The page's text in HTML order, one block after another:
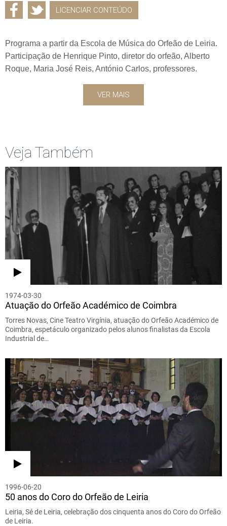
LICENCIAR CONTEÚDO
Programa a partir da Escola de Música do Orfeão de Leiria.
Participação de Henrique Pinto, diretor do orfeão, Alberto
Roque, Maria José Reis, António Carlos, professores.
VER MAIS
Veja Também
1974-03-30
Atuação do Orfeão Académico de Coimbra
Torres Novas, Cine Teatro Virgínia, atuação do Orfeão Académico de
Coimbra, espetáculo organizado pelos alunos finalistas da Escola
Industrial de…
1996-06-20
50 anos do Coro do Orfeão de Leiria
Leiria, Sé de Leiria, celebração dos cinquenta anos do Coro do Orfeão
de Leiria.